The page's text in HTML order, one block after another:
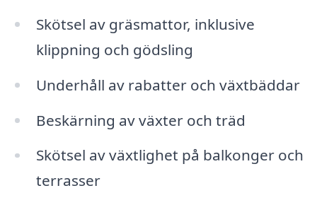
Skötsel av gräsmattor, inklusive
klippning och gödsling
Underhåll av rabatter och växtbäddar
Beskärning av växter och träd
Skötsel av växtlighet på balkonger och
terrasser